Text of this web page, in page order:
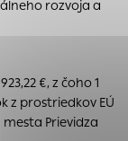
rozvoja a
€, z čoho 1
z prostriedkov EÚ
mesta Prievidza
stránky. Bez
fungovať.
stránok
aby
lepšiu